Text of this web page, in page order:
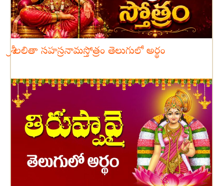
శ్రీ లలితా సహస్రనామస్తోత్రం తెలుగులో అర్థం